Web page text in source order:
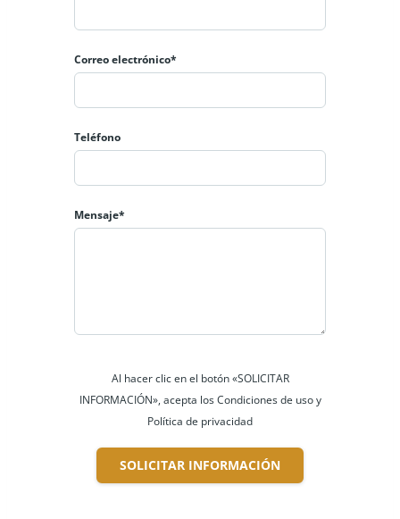
Correo electrónico*
Teléfono
Mensaje*
Al hacer clic en el botón «SOLICITAR
INFORMACIÓN», acepta los Condiciones de uso y
Política de privacidad
SOLICITAR INFORMACIÓN